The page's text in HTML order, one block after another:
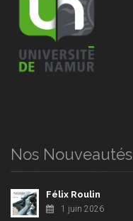
Nos Nouveautés
Félix Roulin
1 juin 2026